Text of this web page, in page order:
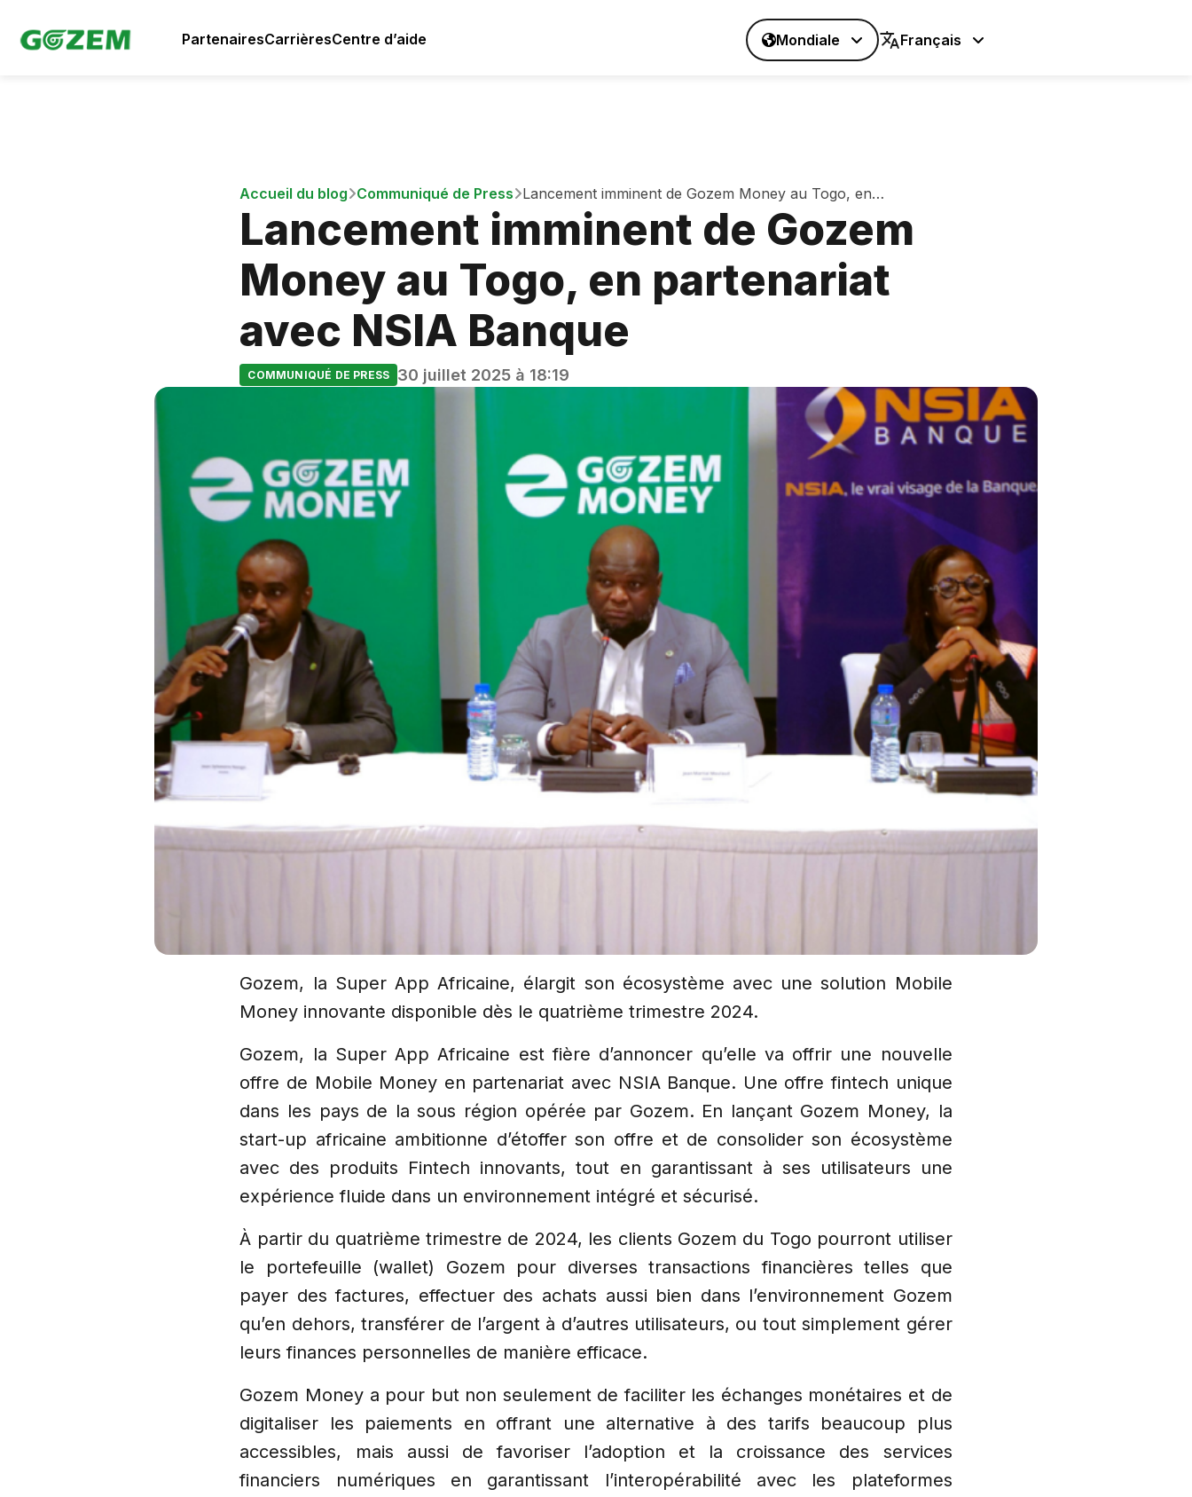
PartenairesCarrièresCentre d’aide Mondiale Français
Accueil du blog Communiqué de Press Lancement imminent de Gozem Money au Togo, en
partenariat avec NSIA Banque
Lancement imminent de Gozem
Money au Togo, en partenariat
avec NSIA Banque
COMMUNIQUÉ DE PRESS 30 juillet 2025 à 18:19
Gozem, la Super App Africaine, élargit son écosystème avec une solution Mobile
Money innovante disponible dès le quatrième trimestre 2024.
Gozem, la Super App Africaine est fière d’annoncer qu’elle va offrir une nouvelle
offre de Mobile Money en partenariat avec NSIA Banque. Une offre fintech unique
dans les pays de la sous région opérée par Gozem. En lançant Gozem Money, la
start-up africaine ambitionne d’étoffer son offre et de consolider son écosystème
avec des produits Fintech innovants, tout en garantissant à ses utilisateurs une
expérience fluide dans un environnement intégré et sécurisé.
À partir du quatrième trimestre de 2024, les clients Gozem du Togo pourront utiliser
le portefeuille (wallet) Gozem pour diverses transactions financières telles que
payer des factures, effectuer des achats aussi bien dans l’environnement Gozem
qu’en dehors, transférer de l’argent à d’autres utilisateurs, ou tout simplement gérer
leurs finances personnelles de manière efficace.
Gozem Money a pour but non seulement de faciliter les échanges monétaires et de
digitaliser les paiements en offrant une alternative à des tarifs beaucoup plus
accessibles, mais aussi de favoriser l’adoption et la croissance des services
financiers numériques en garantissant l’interopérabilité avec les plateformes